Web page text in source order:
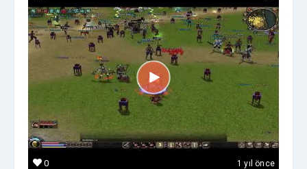
1 yıl önce
0